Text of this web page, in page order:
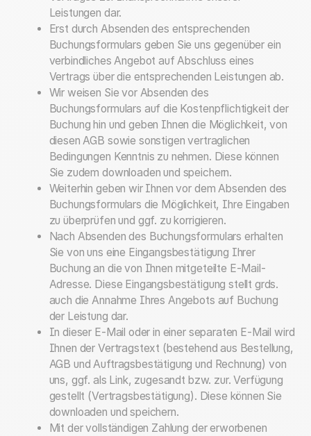
Leistungen dar.
Erst durch Absenden des entsprechenden
Buchungsformulars geben Sie uns gegenüber ein
verbindliches Angebot auf Abschluss eines
Vertrags über die entsprechenden Leistungen ab.
Wir weisen Sie vor Absenden des
Buchungsformulars auf die Kostenpflichtigkeit der
Buchung hin und geben Ihnen die Möglichkeit, von
diesen AGB sowie sonstigen vertraglichen
Bedingungen Kenntnis zu nehmen. Diese können
Sie zudem downloaden und speichern.
Weiterhin geben wir Ihnen vor dem Absenden des
Buchungsformulars die Möglichkeit, Ihre Eingaben
zu überprüfen und ggf. zu korrigieren.
Nach Absenden des Buchungsformulars erhalten
Sie von uns eine Eingangsbestätigung Ihrer
Buchung an die von Ihnen mitgeteilte E-Mail-
Adresse. Diese Eingangsbestätigung stellt grds.
auch die Annahme Ihres Angebots auf Buchung
der Leistung dar.
In dieser E-Mail oder in einer separaten E-Mail wird
Ihnen der Vertragstext (bestehend aus Bestellung,
AGB und Auftragsbestätigung und Rechnung) von
uns, ggf. als Link, zugesandt bzw. zur. Verfügung
gestellt (Vertragsbestätigung). Diese können Sie
downloaden und speichern.
Mit der vollständigen Zahlung der erworbenen